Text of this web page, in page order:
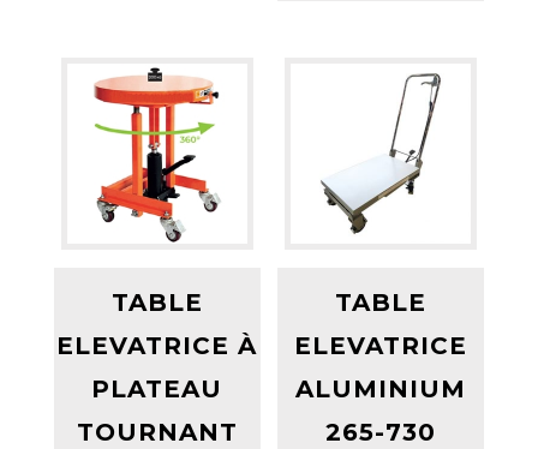
TABLE
ELEVATRICE À
PLATEAU
TOURNANT
TABLE
ELEVATRICE
ALUMINIUM
265-730